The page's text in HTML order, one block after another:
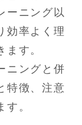
ーニング以
効率よく理
す。
ニングと併
特徴、注意
。